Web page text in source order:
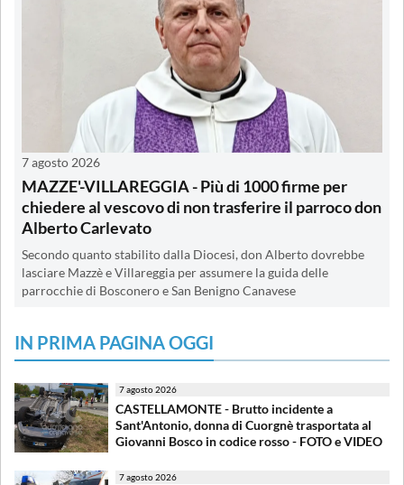
7 agosto 2026
MAZZE'-VILLAREGGIA - Più di 1000 firme per
chiedere al vescovo di non trasferire il parroco don
Alberto Carlevato
Secondo quanto stabilito dalla Diocesi, don Alberto dovrebbe
lasciare Mazzè e Villareggia per assumere la guida delle
parrocchie di Bosconero e San Benigno Canavese
IN PRIMA PAGINA OGGI
7 agosto 2026
CASTELLAMONTE - Brutto incidente a
Sant'Antonio, donna di Cuorgnè trasportata al
Giovanni Bosco in codice rosso - FOTO e VIDEO
7 agosto 2026